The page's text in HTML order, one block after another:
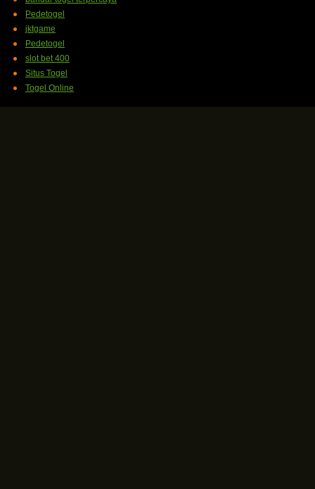
Pedetogel
jktgame
Pedetogel
slot bet 400
Situs Togel
Togel Online